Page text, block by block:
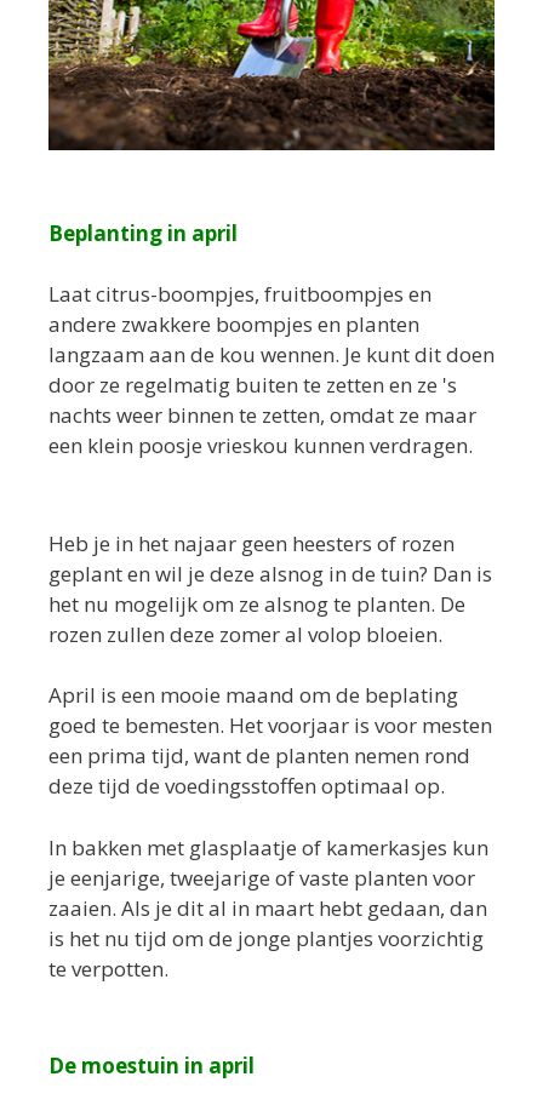
Beplanting in april
Laat citrus-boompjes, fruitboompjes en
andere zwakkere boompjes en planten
langzaam aan de kou wennen. Je kunt dit doen
door ze regelmatig buiten te zetten en ze 's
nachts weer binnen te zetten, omdat ze maar
een klein poosje vrieskou kunnen verdragen.
Heb je in het najaar geen heesters of rozen
geplant en wil je deze alsnog in de tuin? Dan is
het nu mogelijk om ze alsnog te planten. De
rozen zullen deze zomer al volop bloeien.
April is een mooie maand om de beplating
goed te bemesten. Het voorjaar is voor mesten
een prima tijd, want de planten nemen rond
deze tijd de voedingsstoffen optimaal op.
In bakken met glasplaatje of kamerkasjes kun
je eenjarige, tweejarige of vaste planten voor
zaaien. Als je dit al in maart hebt gedaan, dan
is het nu tijd om de jonge plantjes voorzichtig
te verpotten.
De moestuin in april